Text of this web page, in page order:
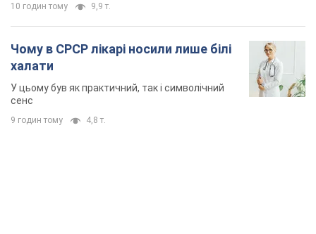
10 годин тому 9,9 т.
Чому в СРСР лікарі носили лише білі
халати
У цьому був як практичний, так і символічний
сенс
9 годин тому 4,8 т.